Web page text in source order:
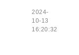
2024-
10-13
16:20:32